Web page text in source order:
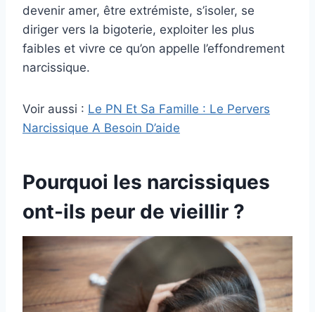
devenir amer, être extrémiste, s’isoler, se
diriger vers la bigoterie, exploiter les plus
faibles et vivre ce qu’on appelle l’effondrement
narcissique.
Voir aussi : Le PN Et Sa Famille : Le Pervers
Narcissique A Besoin D’aide
Pourquoi les narcissiques
ont-ils peur de vieillir ?